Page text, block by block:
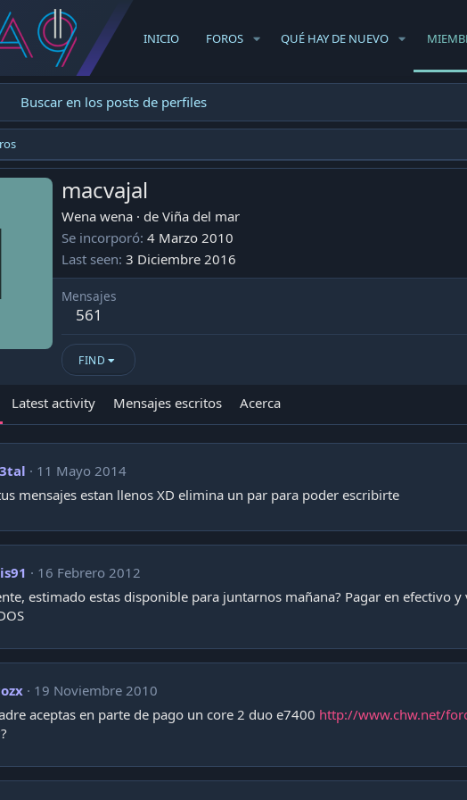
INICIO FOROS QUÉ HAY DE NUEVO
Buscar en los posts de perfiles
macvajal
Wena wena · de Viña del mar
Se incorporó 4 Marzo 2010
Last seen 3 Diciembre 2016
Mensajes
561
FIND
Latest activity Mensajes escritos Acerca
11 Mayo 2014
mensajes estan llenos XD elimina un par para poder escribirte
16 Febrero 2012
estimado estas disponible para juntarnos mañana? Pagar en efectivo
19 Noviembre 2010
aceptas en parte de pago un core 2 duo e7400 http://www.chw.net/